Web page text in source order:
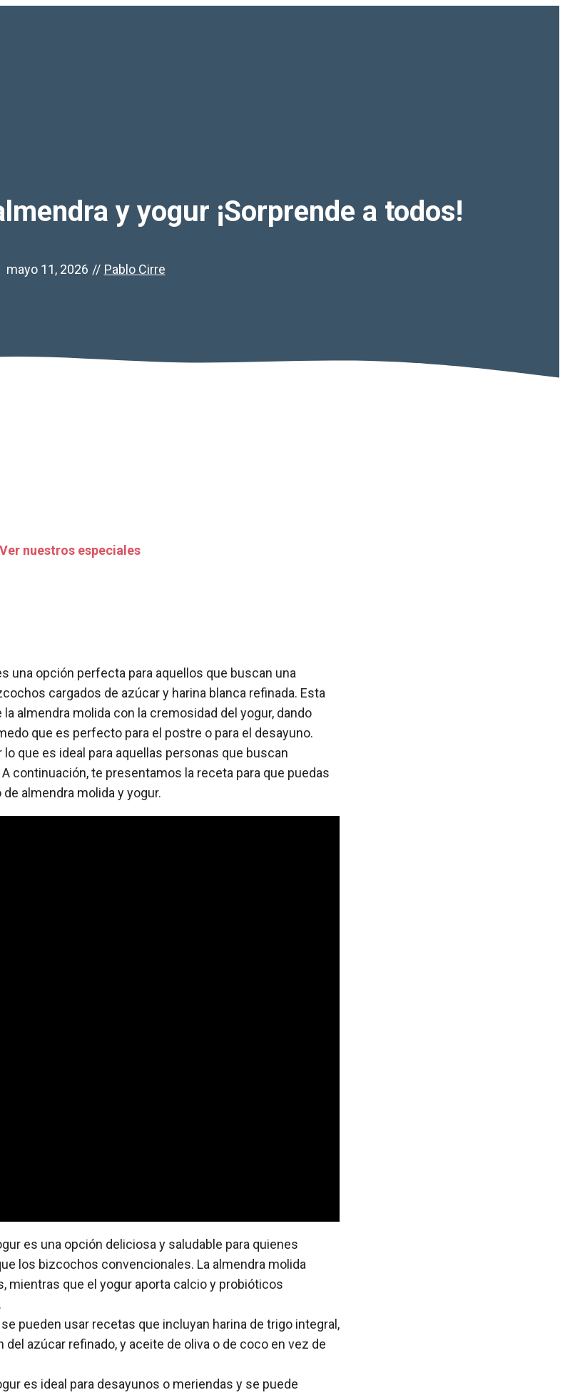
Ver nuestros especiales
y yogur ¡Sorprende a todos!
mayo 11, 2026 // Pablo Cirre
una opción perfecta para aquellos que buscan una
cargados de azúcar y harina blanca refinada. Esta
almendra molida con la cremosidad del yogur, dando
que es perfecto para el postre o para el desayuno.
que es ideal para aquellas personas que buscan
continuación, te presentamos la receta para que puedas
almendra molida y yogur.
es una opción deliciosa y saludable para quienes
los bizcochos convencionales. La almendra molida
mientras que el yogur aporta calcio y probióticos
pueden usar recetas que incluyan harina de trigo integral,
azúcar refinado, y aceite de oliva o de coco en vez de
es ideal para desayunos o meriendas y se puede